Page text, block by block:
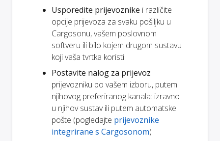
Usporedite prijevoznike i različite
opcije prijevoza za svaku pošiljku u
Cargosonu, vašem poslovnom
softveru ili bilo kojem drugom sustavu
koji vaša tvrtka koristi
Postavite nalog za prijevoz
prijevozniku po vašem izboru, putem
njihovog preferiranog kanala: izravno
u njihov sustav ili putem automatske
pošte (pogledajte prijevoznike
integrirane s Cargosonom)